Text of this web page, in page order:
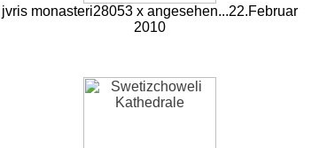
jvris monasteri28053 x angesehen...22.Februar
2010